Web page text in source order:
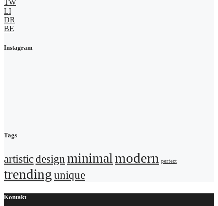
TW
LI
DR
BE
Instagram
Tags
artisticdesignminimalmodern perfect
trendingunique
Kontakt